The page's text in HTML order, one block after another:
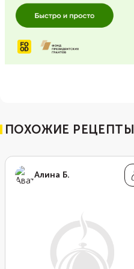
ПОХОЖИЕ РЕЦЕПТЫ
Алина Б.